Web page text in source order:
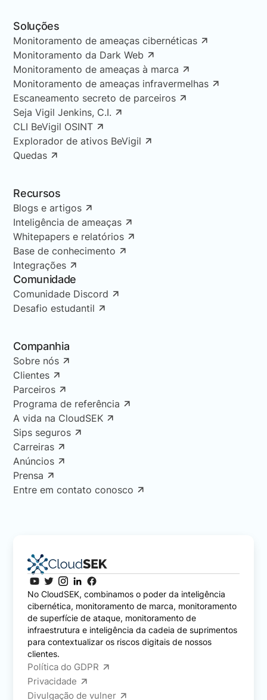
Soluções
Monitoramento de ameaças cibernéticas
Monitoramento da Dark Web
Monitoramento de ameaças à marca
Monitoramento de ameaças infravermelhas
Escaneamento secreto de parceiros
Seja Vigil Jenkins, C.I.
CLI BeVigil OSINT
Explorador de ativos BeVigil
Quedas
Recursos
Blogs e artigos
Inteligência de ameaças
Whitepapers e relatórios
Base de conhecimento
Integrações
Comunidade
Comunidade Discord
Desafio estudantil
Companhia
Sobre nós
Clientes
Parceiros
Programa de referência
A vida na CloudSEK
Sips seguros
Carreiras
Anúncios
Prensa
Entre em contato conosco
No CloudSEK, combinamos o poder da inteligência
cibernética, monitoramento de marca, monitoramento
de superfície de ataque, monitoramento de
infraestrutura e inteligência da cadeia de suprimentos
para contextualizar os riscos digitais de nossos
clientes.
Política do GDPR
Privacidade
Divulgação de vulner